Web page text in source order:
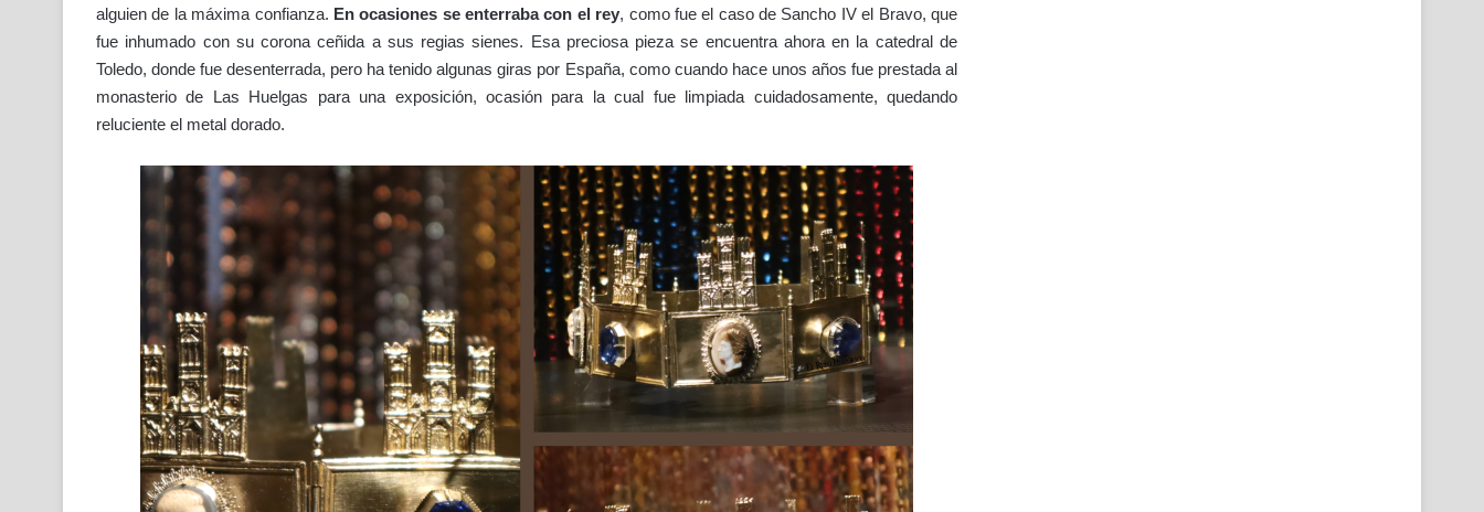
alguien de la máxima confianza. En ocasiones se enterraba con el rey, como fue el caso de Sancho IV el Bravo, que
fue inhumado con su corona ceñida a sus regias sienes. Esa preciosa pieza se encuentra ahora en la catedral de
Toledo, donde fue desenterrada, pero ha tenido algunas giras por España, como cuando hace unos años fue prestada al
monasterio de Las Huelgas para una exposición, ocasión para la cual fue limpiada cuidadosamente, quedando
reluciente el metal dorado.